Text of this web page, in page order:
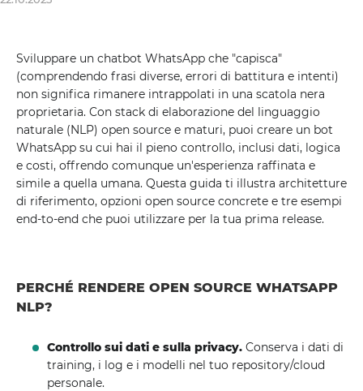
Sviluppare un chatbot WhatsApp che "capisca"
(comprendendo frasi diverse, errori di battitura e intenti)
non significa rimanere intrappolati in una scatola nera
proprietaria. Con stack di elaborazione del linguaggio
naturale (NLP) open source e maturi, puoi creare un bot
WhatsApp su cui hai il pieno controllo, inclusi dati, logica
e costi, offrendo comunque un'esperienza raffinata e
simile a quella umana. Questa guida ti illustra architetture
di riferimento, opzioni open source concrete e tre esempi
end-to-end che puoi utilizzare per la tua prima release.
PERCHÉ RENDERE OPEN SOURCE WHATSAPP
NLP?
Controllo sui dati e sulla privacy. Conserva i dati di
training, i log e i modelli nel tuo repository/cloud
personale.